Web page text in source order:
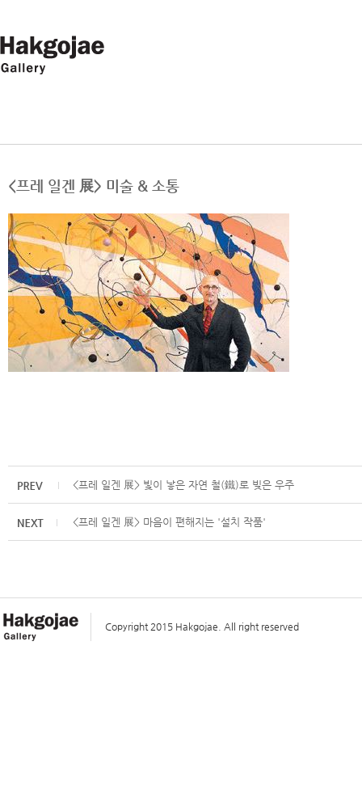
<프레 일겐 展> 미술 & 소통
<프레 일겐 展> 빛이 낳은 자연 철(鐵)로 빚은 우주
<프레 일겐 展> 마음이 편해지는 '설치 작품'
Copyright 2015 Hakgojae. All right reserved